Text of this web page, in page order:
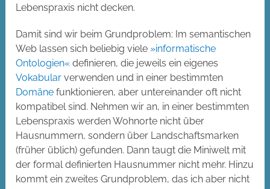
Lebenspraxis nicht decken.
Damit sind wir beim Grundproblem: Im semantischen
Web lassen sich beliebig viele »informatische
Ontologien« definieren, die jeweils ein eigenes
Vokabular verwenden und in einer bestimmten
Domäne funktionieren, aber untereinander oft nicht
kompatibel sind. Nehmen wir an, in einer bestimmten
Lebenspraxis werden Wohnorte nicht über
Hausnummern, sondern über Landschaftsmarken
(früher üblich) gefunden. Dann taugt die Miniwelt mit
der formal definierten Hausnummer nicht mehr. Hinzu
kommt ein zweites Grundproblem, das ich aber nicht